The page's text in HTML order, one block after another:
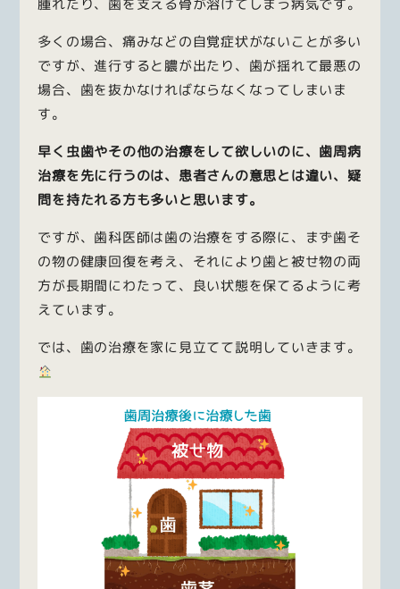
腫れたり、歯を支える骨が溶けてしまう病気です。
多くの場合、痛みなどの自覚症状がないことが多い
ですが、進行すると膿が出たり、歯が揺れて最悪の
場合、歯を抜かなければならなくなってしまいま
す。
早く虫歯やその他の治療をして欲しいのに、歯周病
治療を先に行うのは、患者さんの意思とは違い、疑
問を持たれる方も多いと思います。
ですが、歯科医師は歯の治療をする際に、まず歯そ
の物の健康回復を考え、それにより歯と被せ物の両
方が長期間にわたって、良い状態を保てるように考
えています。
では、歯の治療を家に見立てて説明していきます。